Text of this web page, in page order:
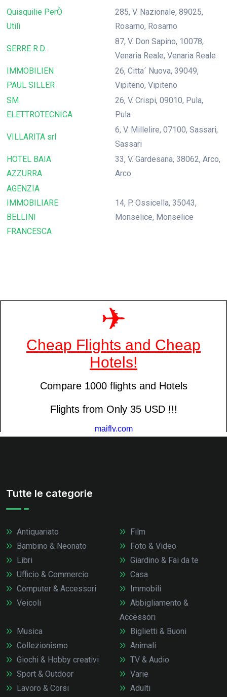
Quisquilie PerÒ
Utili
285, V. Nazionale, 89025,
Rosarno, Rosarno
SERRE R.D.
87, V. Don Sapino, 10078,
Venaria Reale, Venaria Reale
IMMOBILIEN
PAUL SILLER
26, Citta´ Nuova, 39049,
Vipiteno, Vipiteno
SM
ELETTROTECNICA
26, V. Crispi, 09010, Pula,
Pula
VILLARITA srl
6, V. Millelire, 07100, Sassari,
Sassari
HOTEL BAIA
AZZURRA
33, V. Gardesana, 38062, Arco,
Arco
AGENZIA
IMMOBILIARE
BELLINI
FRANCESCA
14, P. Ossicella, 35043,
Monselice, Monselice
Tutte le categorie
Antiquariato
Bambino & Neonato
Libri
Ufficio & Commercio
Computer & Accessori
Veicoli
Film
Foto & Video
Giardino & Fai da te
Casa
Immobili
Abbigliamento &
Accessori
Musica
Collezionismo
Giochi & Hobby creativi
Sport & Outdoor
Lavoro & Corsi
Biglietti & Buoni
Animali
TV & Audio
Varie
Adulti